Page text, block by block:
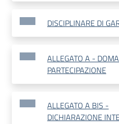
DISCIPLINARE DI
ALLEGATO A -
PARTECIPAZIONE
ALLEGATO A BIS -
DICHIARAZIONE